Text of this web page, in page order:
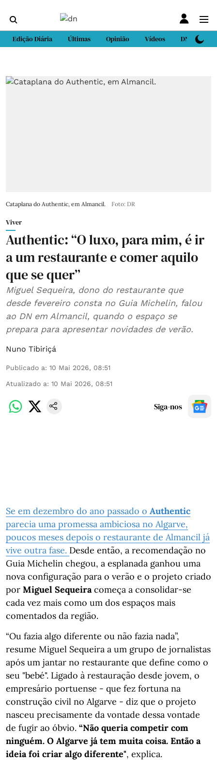
Edição Diária Últimas Opinião Vídeos DN Sport
Cataplana do Authentic, em Almancil. Foto: DR
Viver
Authentic: “O luxo, para mim, é ir
a um restaurante e comer aquilo
que se quer”
Miguel Sequeira, dono do restaurante que
desde fevereiro consta no Guia Michelin, falou
ao DN em Almancil, quando o espaço se
prepara para apresentar novidades de verão.
Nuno Tibiriçá
Publicado a: 10 Mai 2026, 08:51
Atualizado a: 10 Mai 2026, 08:51
Siga-nos
Se em dezembro do ano passado o Authentic
parecia uma promessa ambiciosa no Algarve,
poucos meses depois o restaurante de Almancil já
vive outra fase. Desde então, a recomendação no
Guia Michelin chegou, a esplanada ganhou uma
nova configuração para o verão e o projeto criado
por Miguel Sequeira começa a consolidar-se
cada vez mais como um dos espaços mais
comentados da região.
“Ou fazia algo diferente ou não fazia nada”,
resume Miguel Sequeira a um grupo de jornalistas
após um jantar no restaurante que define como o
seu "bebé". Ligado à restauração desde jovem, o
empresário portuense - que fez fortuna na
construção civil no Algarve - diz que o projeto
nasceu precisamente da vontade dessa vontade
de fugir ao óbvio. “Não queria competir com
ninguém. O Algarve já tem muita coisa. Então a
ideia foi criar algo diferente", explica.